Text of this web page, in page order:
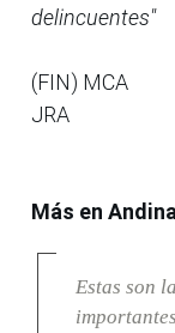
delincuentes"
(FIN) MCA
JRA
Más en
Estas son